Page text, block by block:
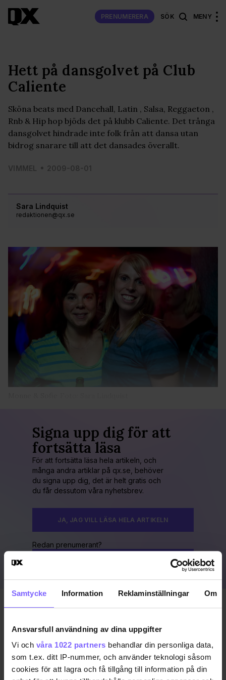
Samtycke Information Reklaminställningar Om
Ansvarsfull användning av dina uppgifter
Vi och våra 1022 partners behandlar din personliga data,
som t.ex. ditt IP-nummer, och använder teknologi såsom
cookies för att lagra och få tillgång till information på din
PRENUMERERA SÖK MENY
Sara Lindquist
redaktionen@qx.se
Hett på dansgolvet på Club
Caliente
Sköna beats med Dancehall, Latin , Salsa, Reggaeton ,
Rnb & Hip hop bjöds det på klubb Caliente. Det trånga
dansgolvet hindrade inte folk från att dansa utan
bidrog snarare till att det dansades överallt.
VIMMEL 2009-08-01
Signa upp dig för att
fortsätta läsa
För att fortsätta läsa hela artikeln, och
många andra artiklar på qx.se, behöver
du signa upp dig, det är helt gratis och
du får dessutom våra nyhetsbrev.
JA, JAG VILL LÄSA HELA ARTIKELN
Redan prenumerant?
DELA DEN HÄR ARTIKELN